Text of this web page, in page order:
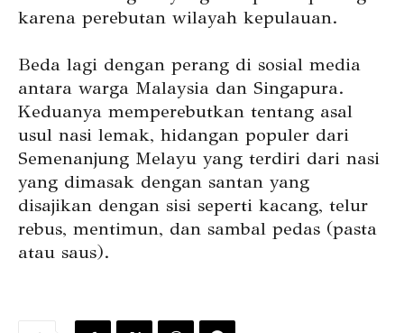
karena perebutan wilayah kepulauan.
Beda lagi dengan perang di sosial media
antara warga Malaysia dan Singapura.
Keduanya memperebutkan tentang asal
usul nasi lemak, hidangan populer dari
Semenanjung Melayu yang terdiri dari nasi
yang dimasak dengan santan yang
disajikan dengan sisi seperti kacang, telur
rebus, mentimun, dan sambal pedas (pasta
atau saus).